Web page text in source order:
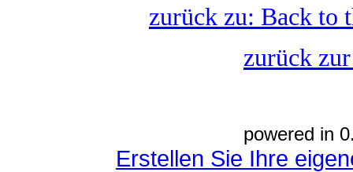
zurück zu: Back to
zurück
powered in
Erstellen Sie Ihre